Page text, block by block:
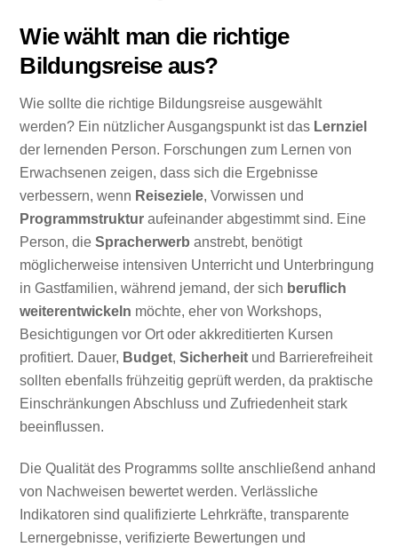
Wie wählt man die richtige
Bildungsreise aus?
Wie sollte die richtige Bildungsreise ausgewählt
werden? Ein nützlicher Ausgangspunkt ist das Lernziel
der lernenden Person. Forschungen zum Lernen von
Erwachsenen zeigen, dass sich die Ergebnisse
verbessern, wenn Reiseziele, Vorwissen und
Programmstruktur aufeinander abgestimmt sind. Eine
Person, dieSpracherwerb anstrebt, benötigt
möglicherweise intensiven Unterricht und Unterbringung
in Gastfamilien, während jemand, der sich beruflich
weiterentwickeln möchte, eher von Workshops,
Besichtigungen vor Ort oder akkreditierten Kursen
profitiert. Dauer, Budget,Sicherheit und Barrierefreiheit
sollten ebenfalls frühzeitig geprüft werden, da praktische
Einschränkungen Abschluss und Zufriedenheit stark
beeinflussen.
Die Qualität des Programms sollte anschließend anhand
von Nachweisen bewertet werden. Verlässliche
Indikatoren sind qualifizierte Lehrkräfte, transparente
Lernergebnisse, verifizierte Bewertungen und